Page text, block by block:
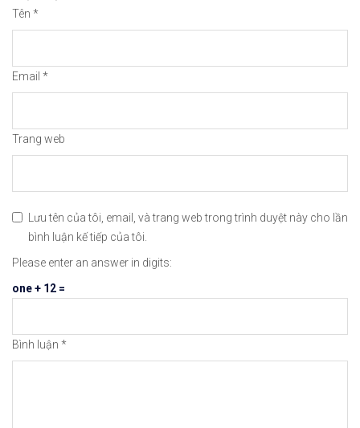
👉Xem cách Nạp/Rút tiền từ sàn ICMarkets dễ
👉Xem cách Đặt Lệnh, Đóng Lệnh và CopyTrade
#icmarkets #exness #taichinh #dautu #chungkhoan
Tên *
Email *
Trang web
Lưu tên của tôi, email, và trang web trong trình duyệt này cho lần
bình luận kế tiếp của tôi.
Please enter an answer in digits:
one + 12 =
Bình luận *